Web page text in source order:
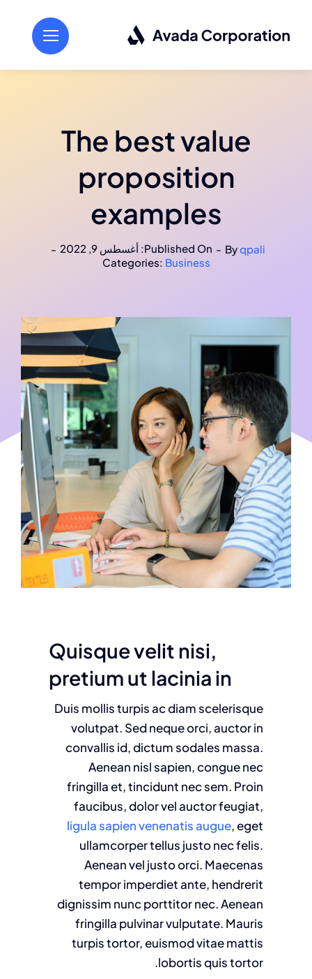
The best value
proposition
examples
Byqpali
- Published On: أغسطس 9, 2022
-
Categories: Business
Quisque velit nisi,
pretium ut lacinia in
Duis mollis turpis ac diam scelerisque
volutpat. Sed neque orci, auctor in
convallis id, dictum sodales massa.
Aenean nisl sapien, congue nec
fringilla et, tincidunt nec sem. Proin
faucibus, dolor vel auctor feugiat,
ligula sapien venenatis augue, eget
ullamcorper tellus justo nec felis.
Aenean vel justo orci. Maecenas
tempor imperdiet ante, hendrerit
dignissim nunc porttitor nec. Aenean
fringilla pulvinar vulputate. Mauris
turpis tortor, euismod vitae mattis
lobortis quis tortor.